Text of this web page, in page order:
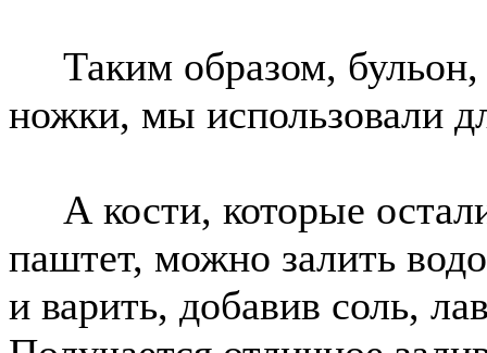
Таким образом, бульон,
ножки, мы использовали
А кости, которые
паштет, можно залить
и варить, добавив соль,